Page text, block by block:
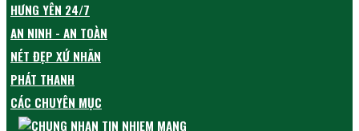
HƯNG YÊN 24/7
AN NINH - AN TOÀN
NÉT ĐẸP XỨ NHÃN
PHÁT THANH
CÁC CHUYÊN MỤC